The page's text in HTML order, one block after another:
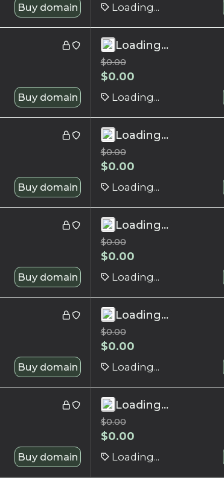
Buy domain Loading...
Buy domain
Loading...
$0.00
$0.00
Loading...
Buy domain
Loading...
$0.00
$0.00
Loading...
Buy domain
Loading...
$0.00
$0.00
Loading...
Buy domain
Loading...
$0.00
$0.00
Loading...
Buy domain
Loading...
$0.00
$0.00
Loading...